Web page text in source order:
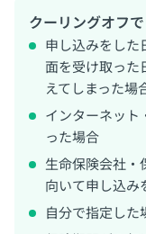
クーリングオフ
申し込みをした
面を受け取った
えてしまった場
インターネット
った場合
生命保険会社・
向いて申し込み
自分で指定した